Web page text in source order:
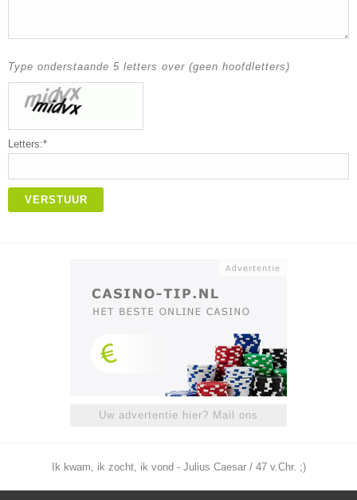
Type onderstaande 5 letters over (geen hoofdletters)
Letters:*
VERSTUUR
Uw advertentie hier? Mail ons
Ik kwam, ik zocht, ik vond - Julius Caesar / 47 v.Chr. ;)